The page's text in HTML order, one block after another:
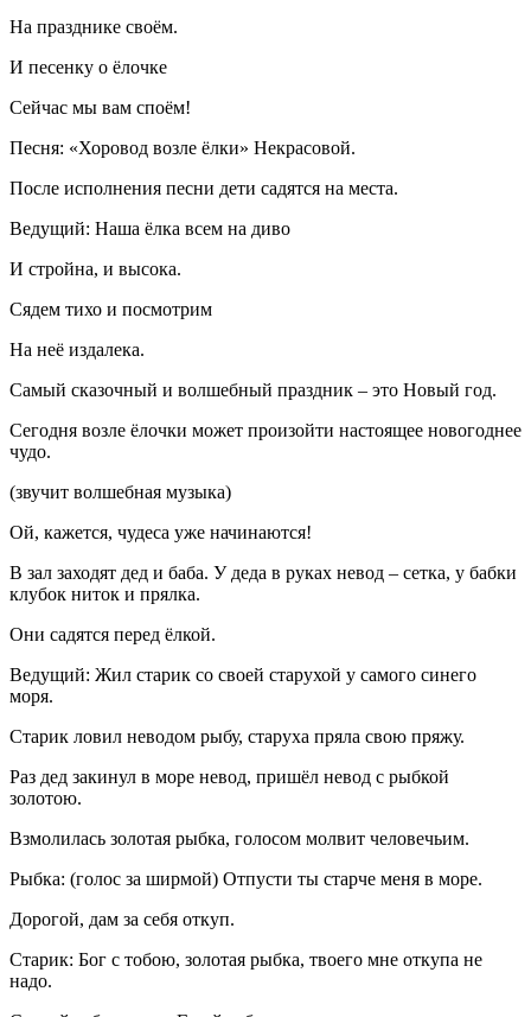
На празднике своём.
И песенку о ёлочке
Сейчас мы вам споём!
Песня: «Хоровод возле ёлки» Некрасовой.
После исполнения песни дети садятся на места.
Ведущий: Наша ёлка всем на диво
И стройна, и высока.
Сядем тихо и посмотрим
На неё издалека.
Самый сказочный и волшебный праздник – это Новый год.
Сегодня возле ёлочки может произойти настоящее новогоднее
чудо.
(звучит волшебная музыка)
Ой, кажется, чудеса уже начинаются!
В зал заходят дед и баба. У деда в руках невод – сетка, у бабки
клубок ниток и прялка.
Они садятся перед ёлкой.
Ведущий: Жил старик со своей старухой у самого синего
моря.
Старик ловил неводом рыбу, старуха пряла свою пряжу.
Раз дед закинул в море невод, пришёл невод с рыбкой
золотою.
Взмолилась золотая рыбка, голосом молвит человечьим.
Рыбка: (голос за ширмой) Отпусти ты старче меня в море.
Дорогой, дам за себя откуп.
Старик: Бог с тобою, золотая рыбка, твоего мне откупа не
надо.